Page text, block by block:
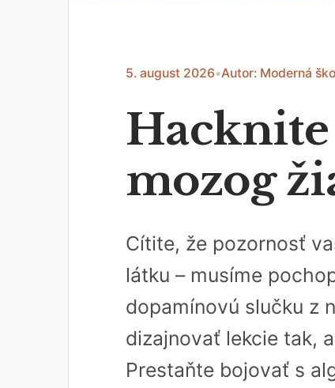
5. august 2026•Autor: Moderná
mozog
Cítite, že pozornosť
látku – musíme
dopamínovú slučku z
dizajnovať lekcie tak,
Prestaňte bojovať s